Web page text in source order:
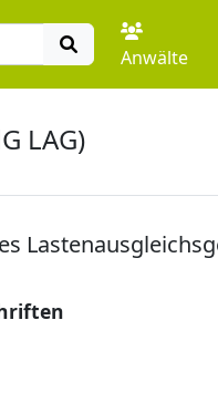
Anwälte
LAG)